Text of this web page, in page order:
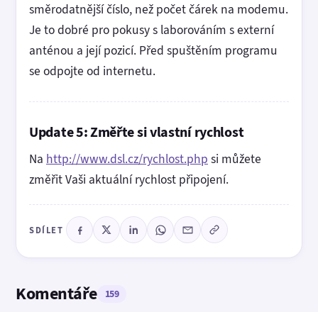
směrodatnější číslo, než počet čárek na modemu.
Je to dobré pro pokusy s laborováním s externí
anténou a její pozicí. Před spuštěním programu
se odpojte od internetu.
Update 5: Změřte si vlastní rychlost
Na http://www.dsl.cz/rychlost.php si můžete
změřit Vaši aktuální rychlost připojení.
SDÍLET
Komentáře 159